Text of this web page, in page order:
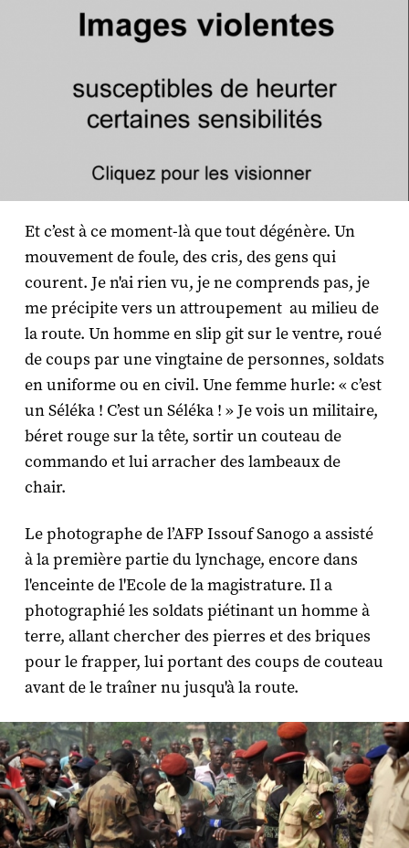
Et c’est à ce moment-là que tout dégénère. Un
mouvement de foule, des cris, des gens qui
courent. Je n'ai rien vu, je ne comprends pas, je
me précipite vers un attroupement au milieu de
la route. Un homme en slip git sur le ventre, roué
de coups par une vingtaine de personnes, soldats
en uniforme ou en civil. Une femme hurle: « c’est
un Séléka ! C’est un Séléka ! » Je vois un militaire,
béret rouge sur la tête, sortir un couteau de
commando et lui arracher des lambeaux de
chair.
Le photographe de l’AFP Issouf Sanogo a assisté
à la première partie du lynchage, encore dans
l'enceinte de l'Ecole de la magistrature. Il a
photographié les soldats piétinant un homme à
terre, allant chercher des pierres et des briques
pour le frapper, lui portant des coups de couteau
avant de le traîner nu jusqu'à la route.